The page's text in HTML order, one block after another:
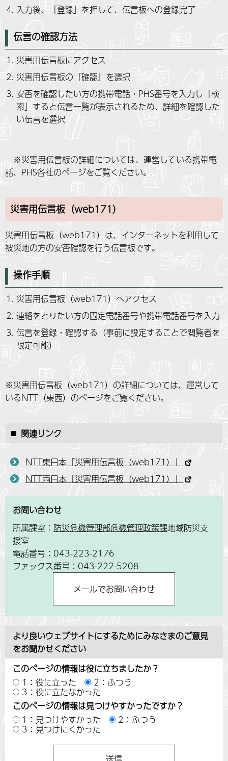
入力後、「登録」を押して、伝言板への登録完了
伝言の確認方法
災害用伝言板にアクセス
災害用伝言板の「確認」を選択
安否を確認したい方の携帯電話・PHS番号を入力し「検
索」すると伝言一覧が表示されるため、詳細を確認した
い伝言を選択
※災害用伝言板の詳細については、運営している携帯電
話、PHS各社のページをご覧ください。
災害用伝言板（web171）
災害用伝言板（web171）は、インターネットを利用して
被災地の方の安否確認を行う伝言板です。
操作手順
災害用伝言板（web171）へアクセス
連絡をとりたい方の固定電話番号や携帯電話番号を入力
伝言を登録・確認する（事前に設定することで閲覧者を
限定可能）
※災害用伝言板（web171）の詳細については、運営して
いるNTT（東西）のページをご覧ください。
関連リンク
NTT東日本「災害用伝言板（web171）」
NTT西日本「災害用伝言板（web171）」
お問い合わせ
所属課室： 防災危機管理部危機管理政策課地域防災支
援室
電話番号：043-223-2176
ファックス番号：043-222-5208
より良いウェブサイトにするためにみなさまのご意見
をお聞かせください
このページの情報は役に立ちましたか？
1：役に立った
2：ふつう
3：役に立たなかった
このページの情報は見つけやすかったですか？
1：見つけやすかった
2：ふつう
3：見つけにくかった